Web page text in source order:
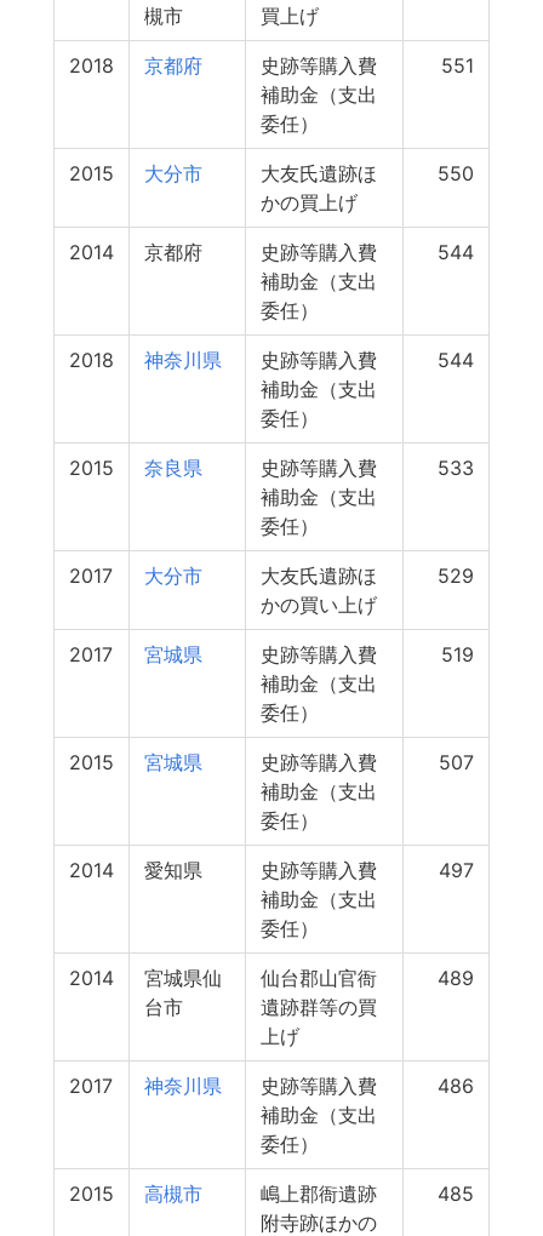
槻市 買上げ
2018 京都府
史跡等購入費
補助金（支出
委任）
551
2015 大分市
大友氏遺跡ほ
かの買上げ
550
2014 京都府
史跡等購入費
補助金（支出
委任）
544
2018 神奈川県
史跡等購入費
補助金（支出
委任）
544
2015 奈良県
史跡等購入費
補助金（支出
委任）
533
2017 大分市
大友氏遺跡ほ
かの買い上げ
529
2017 宮城県
史跡等購入費
補助金（支出
委任）
519
2015 宮城県
史跡等購入費
補助金（支出
委任）
507
2014 愛知県
史跡等購入費
補助金（支出
委任）
497
2014
宮城県仙
台市
仙台郡山官衙
遺跡群等の買
上げ
489
2017 神奈川県
史跡等購入費
補助金（支出
委任）
486
2015 高槻市
嶋上郡衙遺跡
附寺跡ほかの
485